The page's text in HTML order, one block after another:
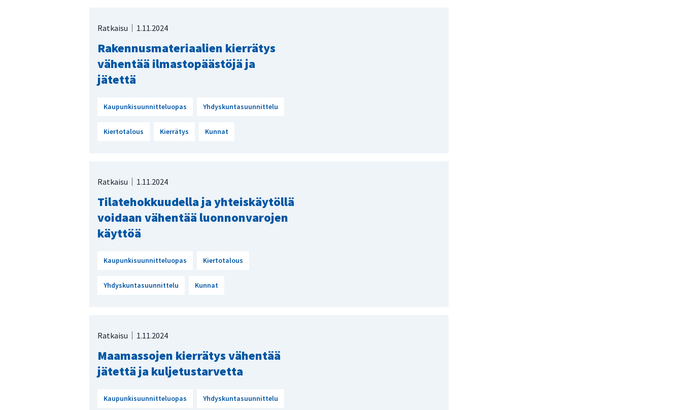
Ratkaisu 1.11.2024
Rakennusmateriaalien kierrätys
vähentää ilmastopäästöjä ja
jätettä
Kaupunkisuunnitteluopas Yhdyskuntasuunnittelu
Kiertotalous Kierrätys Kunnat
Ratkaisu 1.11.2024
Tilatehokkuudella ja yhteiskäytöllä
voidaan vähentää luonnonvarojen
käyttöä
Kaupunkisuunnitteluopas Kiertotalous
Yhdyskuntasuunnittelu Kunnat
Ratkaisu 1.11.2024
Maamassojen kierrätys vähentää
jätettä ja kuljetustarvetta
Kaupunkisuunnitteluopas Yhdyskuntasuunnittelu